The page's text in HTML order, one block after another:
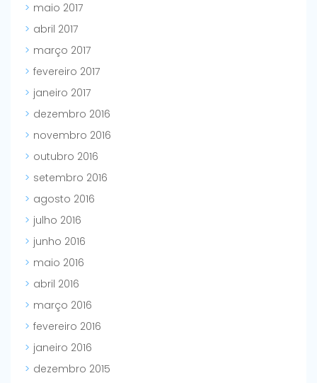
maio 2017
abril 2017
março 2017
fevereiro 2017
janeiro 2017
dezembro 2016
novembro 2016
outubro 2016
setembro 2016
agosto 2016
julho 2016
junho 2016
maio 2016
abril 2016
março 2016
fevereiro 2016
janeiro 2016
dezembro 2015